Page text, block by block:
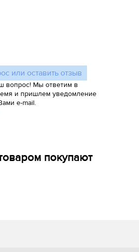
или оставить отзыв
вопрос! Мы ответим в
и пришлем уведомление
e-mail.
покупают